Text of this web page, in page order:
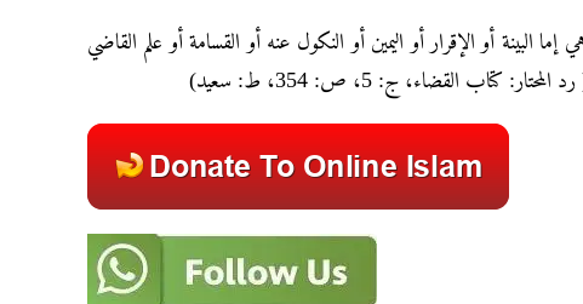
‌البينة أو الإقرار أو اليمين أو ‌النكول عنه أو القسامة أو علم القاضي
القضاء، ج: 5، ص: 354، ط: سعيد)